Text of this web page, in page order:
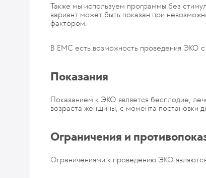
Также мы используем программы без
вариант может быть показан при
фактором.
В ЕМС есть возможность проведения ЭКО с
Показания
Показанием к ЭКО является бесплодие,
возраста женщины, с момента постановки
Ограничения и
Ограничениями к проведению ЭКО